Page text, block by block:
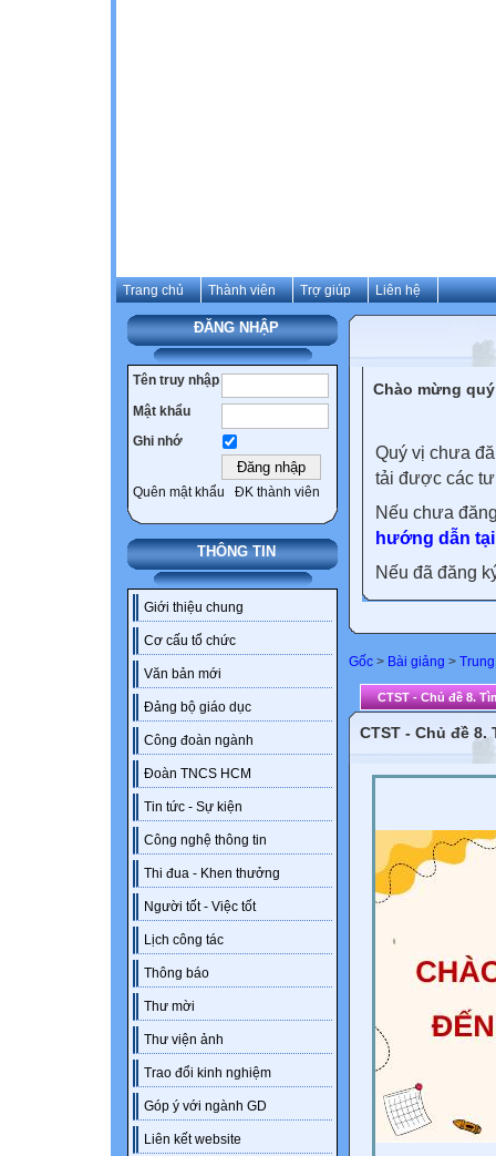
Trang chủ Thành viên Trợ giúp Liên hệ
ĐĂNG NHẬP
Tên truy nhập
Mật khẩu
Ghi nhớ
Quên mật khẩu ĐK thành viên
THÔNG TIN
Giới thiệu chung
Cơ cấu tổ chức
Văn bản mới
Đảng bộ giáo dục
Công đoàn ngành
Đoàn TNCS HCM
Tin tức - Sự kiện
Công nghệ thông tin
Thi đua - Khen thưởng
Người tốt - Việc tốt
Lịch công tác
Thông báo
Thư mời
Thư viện ảnh
Trao đổi kinh nghiệm
Góp ý với ngành GD
Liên kết website
Chào mừng
Quý vị chưa
tải được các
Nếu chưa
hướng dẫn
Nếu đã đăng
Gốc > Bài giảng >
CTST - Chủ đề 8.
CTST - Chủ đề